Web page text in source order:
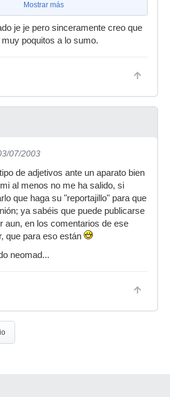
Mostrar más
je je pero sinceramente creo que
poquitos a lo sumo.
07/2003
de adjetivos ante un aparato bien
al menos no me ha salido, si
que haga su "reportajillo" para que
ya sabéis que puede publicarse
aun, en los comentarios de ese
que para eso están
neomad...